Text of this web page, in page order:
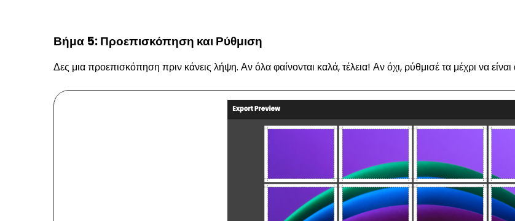
Βήμα 5: Προεπισκόπηση και Ρύθμιση
Δες μια προεπισκόπηση πριν κάνεις λήψη. Αν όλα φαίνονται καλά, τέλεια! Αν όχι, ρύθμισέ τα μέχρι να